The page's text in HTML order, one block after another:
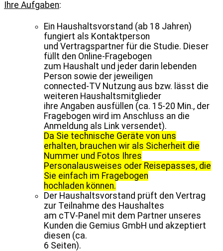
Ihre Aufgaben:
Ein Haushaltsvorstand (ab 18 Jahren)
fungiert als Kontaktperson
und Vertragspartner für die Studie. Dieser
füllt den Online-Fragebogen
zum Haushalt und jeder darin lebenden
Person sowie der jeweiligen
connected-TV Nutzung aus bzw. lässt die
weiteren Haushaltsmitglieder
ihre Angaben ausfüllen (ca. 15-20 Min., der
Fragebogen wird im Anschluss an die
Anmeldung als Link versendet).
Da Sie technische Geräte von uns
erhalten, brauchen wir als Sicherheit die
Nummer und Fotos Ihres
Personalausweises oder Reisepasses, die
Sie einfach im Fragebogen
hochladen können.
Der Haushaltsvorstand prüft den Vertrag
zur Teilnahme des Haushaltes
am cTV-Panel mit dem Partner unseres
Kunden die Gemius GmbH und akzeptiert
diesen (ca.
6 Seiten).